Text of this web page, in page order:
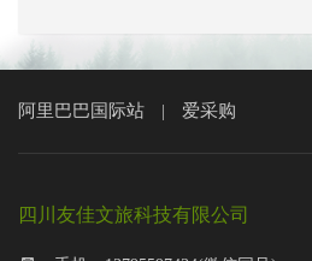
阿里巴巴国际站 爱采购
四川友佳文旅科技有限公司